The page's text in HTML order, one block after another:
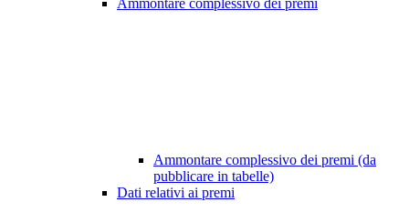
Ammontare complessivo dei premi
Ammontare complessivo dei premi (da
pubblicare in tabelle)
Dati relativi ai premi